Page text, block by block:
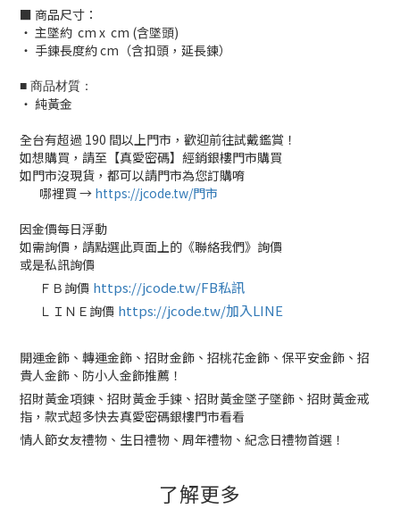
■ 商品尺寸：
‧ 主墜約 cm x cm (含墜頭)
‧ 手鍊長度約 cm（含扣頭，延長鍊）
■ 商品材質：
‧ 純黃金
全台有超過 190 間以上門市，歡迎前往試戴鑑賞！
如想購買，請至【真愛密碼】經銷銀樓門市購買
如門市沒現貨，都可以請門市為您訂購唷
哪裡買 → https://jcode.tw/門市
因金價每日浮動
如需詢價，請點選此頁面上的《聯絡我們》詢價
或是私訊詢價
ＦＢ詢價 https://jcode.tw/FB私訊
ＬＩＮＥ詢價 https://jcode.tw/加入LINE
開運金飾、轉運金飾、招財金飾、招桃花金飾、保平安金飾、招
貴人金飾、防小人金飾推薦！
招財黃金項鍊、招財黃金手鍊、招財黃金墜子墜飾、招財黃金戒
指，款式超多快去真愛密碼銀樓門市看看
情人節女友禮物、生日禮物、周年禮物、紀念日禮物首選！
了解更多